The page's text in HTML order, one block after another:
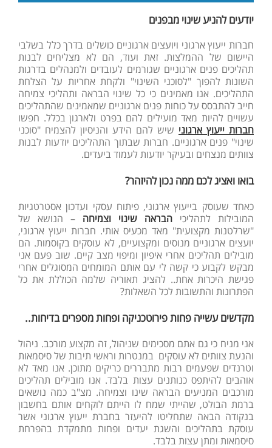
יודעים להניע שינוי מבפנים
חברות ייעוץ ארגוני ויועצים ארגוניים כושלים בדרך כלל בשלבי
היישום של ההמלצות. זאת ועוד, הם לא מצליחים לבנות
תהליכים פנים ארגוניים שגורמים לעובדים ולמנהלים בדרגות
השונות להפוך "לסוכני השינוי" ולקחת אחריות על הצלחת
התהליכים. אנו מאמינים כי כל שינוי הבראה ותהליכי צמיחה
חייב להתבסס על כוחות פנים ארגוניים שמאמינים שהתהליכים
עשויים להיות מאד מועילים להם בפרט ולארגון בכלל. חפשו
חברות ייעוץ ארגוני שיש להם הידע והניסיון להצמיח "סוכני
שינוי" פנים ארגוניים. חברות שבתוך התהליכים יודעות לבנות
צוותים מנצחים ובעיקר יודעות לעמוד ביעדים.
בואו ואציג לכם ממה נכון להיזהר?
כאחד שעוסק בייעוץ ארגוני, פיתוח עסקי ועדכון אסטרטגיות
המובילות לתהליכי הבראה שינוי וצמיחה – הנושא של
"שרלטנות מקצועית" מאד מכעיס אותי. חברות ייעוץ ארגוני,
יועצים ארגוניים מנוסים ומקצועיים, לא עוסקים בקוסמות. הם
מובילים תהליכים אחרי איפיון ומיפוי מצב קיים. שוב פעם אני
מבקש לקבוע כי קשה לי עם אותם המומחים המסוגלים אחרי
פגישת היכרות אחת.. להציג תאוריה שלמה הכוללת את כל
הפתרונות והתשובות לכל השאלות?
מקדשים עשייה פחות פירוטכניקה ופחות מספרים בדיחות..
אני מניח כי גם אתם מסכימים שניהול, זה מקצוע מורכב. ניהול
והנעת צוותים לא עוסקים במנטרות וראשי תיבות של סיסמאות
וטרנדים שפעמים רבות מתבררים כריקים מתוכן. אנו מאד לא
אוהבים להיתפס כנותנים עצות בלבד. אנו מובילים תהליכים
מורכבים המניעים הבראה שינו וצמיחה. מצ"ב כמה נושאים
ברמת הבולט, שהייתי שמח לו הייתם לוקחים אותם בחשבון
בנקודה הבאה שתחליטו להיעזר בחברת ייעוץ ארגוני אשר
עוסקת בתהליכים והשגת יעדים ופחות מתמקדת בהפרחת
סיסמאות ומתן עצות בלבד.